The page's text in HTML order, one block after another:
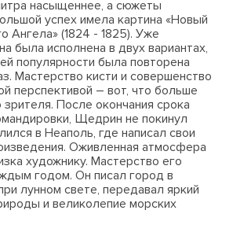
насыщеннее, а сюжеты
успех имела картина «Новый
Ангела» (1824 - 1825). Уже
была исполнена в двух вариантах,
популярности была повторена
Мастерство кисти и совершенство
перспективой – вот, что больше
После окончания срока
Щедрин не покинул
в Неаполь, где написал свои
Оживленная атмосфера
художнику. Мастерство его
годом. Он писал город в
лунном свете, передавал яркий
и великолепие морских